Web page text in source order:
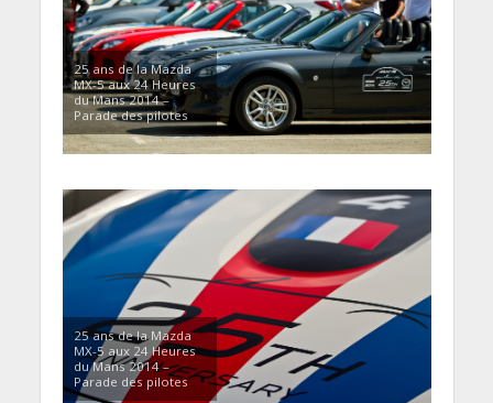
25 ans de la Mazda
MX-5 aux 24 Heures
du Mans 2014 –
Parade des pilotes
25 ans de la Mazda
MX-5 aux 24 Heures
du Mans 2014 –
Parade des pilotes